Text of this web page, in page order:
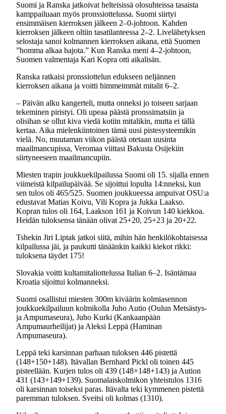
Suomi ja Ranska jatkoivat helteisissä olosuhteissa tasaista
kamppailuaan myös pronssiottelussa. Suomi siirtyi
ensimmäisen kierroksen jälkeen 2–0-johtoon. Kahden
kierroksen jälkeen oltiin tasatilanteessa 2–2. Livelähetyksen
selostaja sanoi kolmannen kierroksen aikana, että Suomen
”homma alkaa hajota.” Kun Ranska meni 4–2-johtoon,
Suomen valmentaja Kari Kopra otti aikalisän.
Ranska ratkaisi pronssiottelun edukseen neljännen
kierroksen aikana ja voitti himmeimmät mitalit 6–2.
– Päivän alku kangerteli, mutta onneksi jo toiseen sarjaan
tekeminen piristyi. Oli upeaa päästä pronssimatsiin ja
olisihan se ollut kiva viedä kotiin mitalikin, mutta ei tällä
kertaa. Aika mielenkiintoinen tämä uusi pistesysteemikin
vielä. No, muutaman viikon päästä otetaan uusinta
maailmancupissa, Veromaa viittasi Bakusta Osijekiin
siirtyneeseen maailmancupiin.
Miesten trapin joukkuekilpailussa Suomi oli 15. sijalla ennen
viimeistä kilpailupäivää. Se sijoittui lopulta 14:nneksi, kun
sen tulos oli 465/525. Suomen joukkueessa ampuivat OSU:a
edustavat Matias Koivu, Vili Kopra ja Jukka Laakso.
Kopran tulos oli 164, Laakson 161 ja Koivun 140 kiekkoa.
Heidän tuloksensa tänään olivat 25+20, 25+23 ja 20+22.
Tshekin Jiri Liptak jatkoi siitä, mihin hän henkilökohtaisessa
kilpailussa jäi, ja paukutti tänäänkin kaikki kiekot rikki:
tuloksena täydet 175!
Slovakia voitti kultamitaliottelussa Italian 6–2. Isäntämaa
Kroatia sijoittui kolmanneksi.
Suomi osallistui miesten 300m kiväärin kolmiasennon
joukkuekilpailuun kolmikolla Juho Autio (Oulun Metsästys-
ja Ampumaseura), Juho Kurki (Kankaanpään
Ampumaurheilijat) ja Aleksi Leppä (Haminan
Ampumaseura).
Leppä teki karsinnan parhaan tuloksen 446 pistettä
(148+150+148). Itävallan Bernhard Pickl oli toinen 445
pisteellään. Kurjen tulos oli 439 (148+148+143) ja Aution
431 (143+149+139). Suomalaiskolmikon yhteistulos 1316
oli karsinnan toiseksi paras. Itävalta teki kymmenen pistettä
paremman tuloksen. Sveitsi oli kolmas (1310).